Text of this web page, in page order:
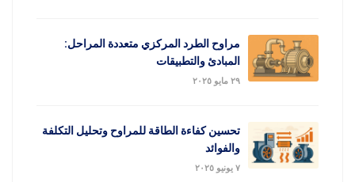
مراوح الطرد المركزي متعددة المراحل:
المبادئ والتطبيقات
٢٩ مايو ٢٠٢٥
تحسين كفاءة الطاقة للمراوح وتحليل التكلفة
والفوائد
٧ يونيو ٢٠٢٥